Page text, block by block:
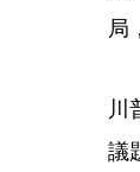
局
川
議